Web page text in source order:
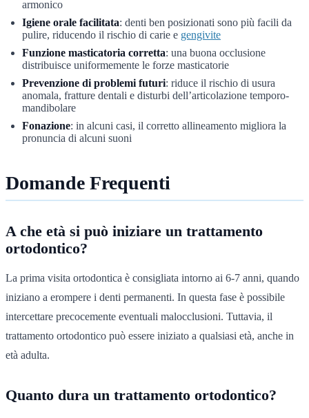
armonico
Igiene orale facilitata: denti ben posizionati sono più facili da
pulire, riducendo il rischio di carie e gengivite
Funzione masticatoria corretta: una buona occlusione
distribuisce uniformemente le forze masticatorie
Prevenzione di problemi futuri: riduce il rischio di usura
anomala, fratture dentali e disturbi dell’articolazione temporo-
mandibolare
Fonazione: in alcuni casi, il corretto allineamento migliora la
pronuncia di alcuni suoni
Domande Frequenti
A che età si può iniziare un trattamento
ortodontico?
La prima visita ortodontica è consigliata intorno ai 6-7 anni, quando
iniziano a erompere i denti permanenti. In questa fase è possibile
intercettare precocemente eventuali malocclusioni. Tuttavia, il
trattamento ortodontico può essere iniziato a qualsiasi età, anche in
età adulta.
Quanto dura un trattamento ortodontico?